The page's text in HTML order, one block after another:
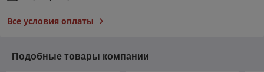
Все условия оплаты
Подобные товары компании